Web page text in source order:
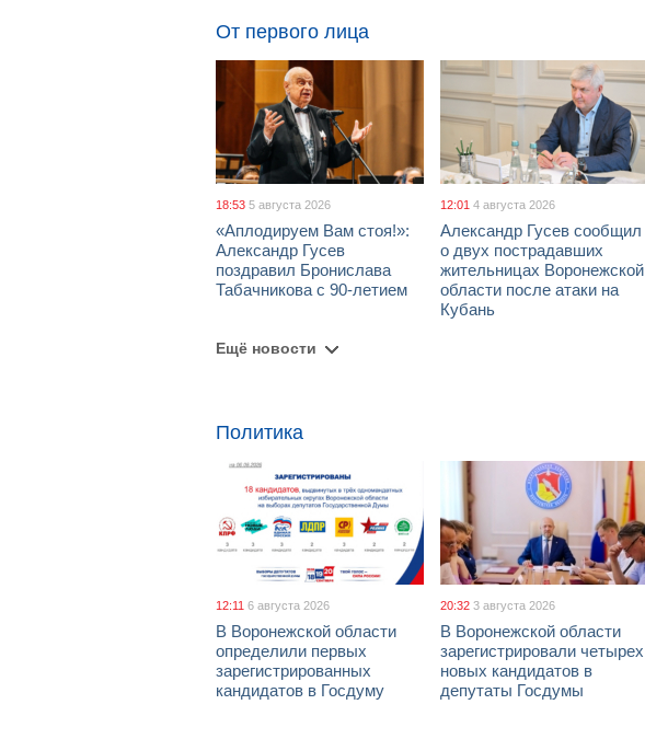
От первого лица
18:53 5 августа 2026
«Аплодируем Вам стоя!»:
Александр Гусев
поздравил Бронислава
Табачникова с 90-летием
12:01 4 августа 2026
Александр Гусев сообщил
о двух пострадавших
жительницах Воронежской
области после атаки на
Кубань
Ещё новости
Политика
12:11 6 августа 2026
В Воронежской области
определили первых
зарегистрированных
кандидатов в Госдуму
20:32 3 августа 2026
В Воронежской области
зарегистрировали четырех
новых кандидатов в
депутаты Госдумы